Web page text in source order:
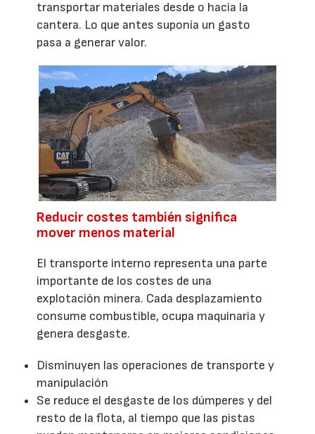
transportar materiales desde o hacia la
cantera. Lo que antes suponía un gasto
pasa a generar valor.
Reducir costes también significa
mover menos material
El transporte interno representa una parte
importante de los costes de una
explotación minera. Cada desplazamiento
consume combustible, ocupa maquinaria y
genera desgaste.
Disminuyen las operaciones de transporte y
manipulación
Se reduce el desgaste de los dúmperes y del
resto de la flota, al tiempo que las pistas